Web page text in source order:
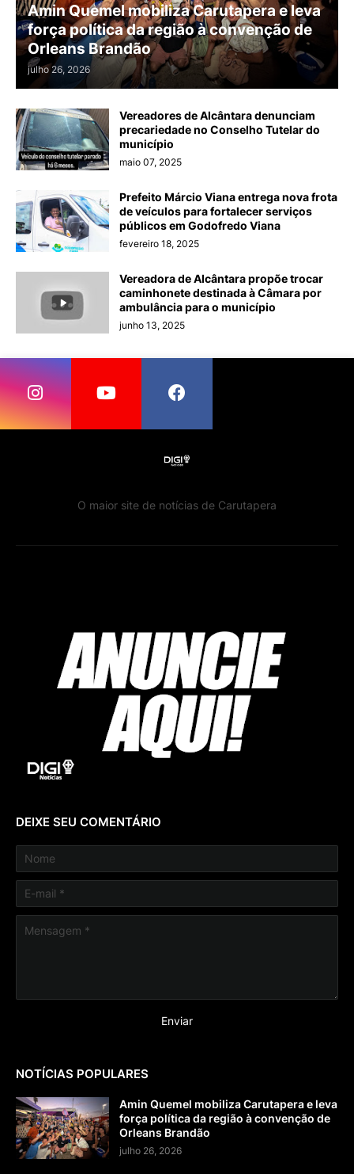
Amin Quemel mobiliza Carutapera e leva
força política da região à convenção de
Orleans Brandão
julho 26, 2026
Vereadores de Alcântara denunciam
precariedade no Conselho Tutelar do
município
maio 07, 2025
Prefeito Márcio Viana entrega nova frota
de veículos para fortalecer serviços
públicos em Godofredo Viana
fevereiro 18, 2025
Vereadora de Alcântara propõe trocar
caminhonete destinada à Câmara por
ambulância para o município
junho 13, 2025
O maior site de notícias de Carutapera
DEIXE SEU COMENTÁRIO
NOTÍCIAS POPULARES
Amin Quemel mobiliza Carutapera e leva
força política da região à convenção de
Orleans Brandão
julho 26, 2026